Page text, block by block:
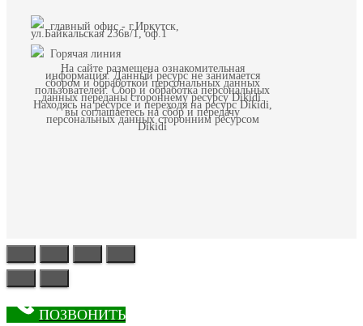
главный офис - г.Иркутск,
ул.Байкальская 236в/1, оф.1
Горячая линия
На сайте размещена ознакомительная
информация. Данный ресурс не занимается
сбором и обработкой персональных данных
пользователей. Сбор и обработка персональных
данных переданы стороннему ресурсу Dikidi.
Находясь на ресурсе и переходя на ресурс Dikidi,
вы соглашаетесь на сбор и передачу
персональных данных сторонним ресурсом
Dikidi
ПОЗВОНИТЬ